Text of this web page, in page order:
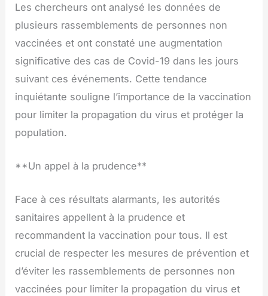
Les chercheurs ont analysé les données de
plusieurs rassemblements de personnes non
vaccinées et ont constaté une augmentation
significative des cas de Covid-19 dans les jours
suivant ces événements. Cette tendance
inquiétante souligne l’importance de la vaccination
pour limiter la propagation du virus et protéger la
population.
**Un appel à la prudence**
Face à ces résultats alarmants, les autorités
sanitaires appellent à la prudence et
recommandent la vaccination pour tous. Il est
crucial de respecter les mesures de prévention et
d’éviter les rassemblements de personnes non
vaccinées pour limiter la propagation du virus et